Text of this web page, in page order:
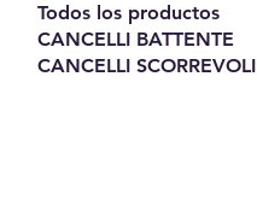
Todos los productos
CANCELLI BATTENTE
CANCELLI SCORREVOLI